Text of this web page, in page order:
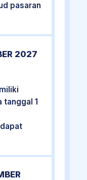
pasaran
2027
tanggal 1